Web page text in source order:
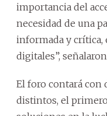
importancia del
necesidad de una
informada y crítica,
digitales”,
El foro contará con
distintos, el